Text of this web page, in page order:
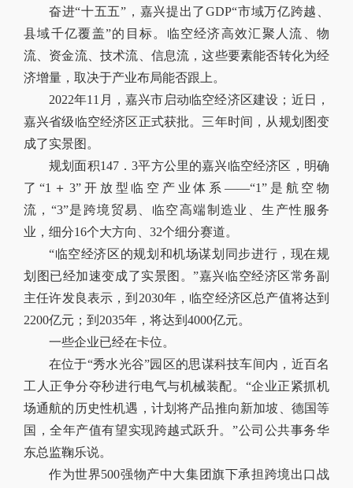
奋进“十五五”，嘉兴提出了GDP“市域万亿跨越、
县域千亿覆盖”的目标。临空经济高效汇聚人流、物
流、资金流、技术流、信息流，这些要素能否转化为经
济增量，取决于产业布局能否跟上。
2022年11月，嘉兴市启动临空经济区建设；近日，
嘉兴省级临空经济区正式获批。三年时间，从规划图变
成了实景图。
规划面积147．3平方公里的嘉兴临空经济区，明确
了“1＋3”开放型临空产业体系——“1”是航空物
流，“3”是跨境贸易、临空高端制造业、生产性服务
业，细分16个大方向、32个细分赛道。
“临空经济区的规划和机场谋划同步进行，现在规
划图已经加速变成了实景图。”嘉兴临空经济区常务副
主任许发良表示，到2030年，临空经济区总产值将达到
2200亿元；到2035年，将达到4000亿元。
一些企业已经在卡位。
在位于“秀水光谷”园区的思谋科技车间内，近百名
工人正争分夺秒进行电气与机械装配。“企业正紧抓机
场通航的历史性机遇，计划将产品推向新加坡、德国等
国，全年产值有望实现跨越式跃升。”公司公共事务华
东总监鞠乐说。
作为世界500强物产中大集团旗下承担跨境出口战